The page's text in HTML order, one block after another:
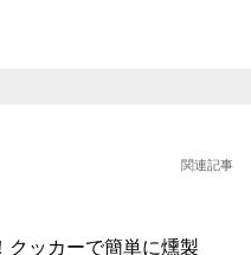
関連記事
クッカーで簡単に燻製